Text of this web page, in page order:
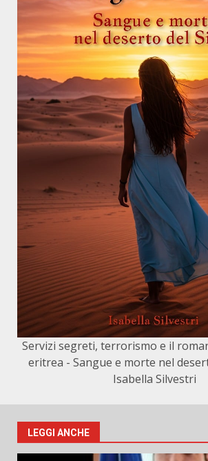
Servizi segreti, terrorismo e il
eritrea - Sangue e morte nel
Isabella Silvestri
LEGGI ANCHE